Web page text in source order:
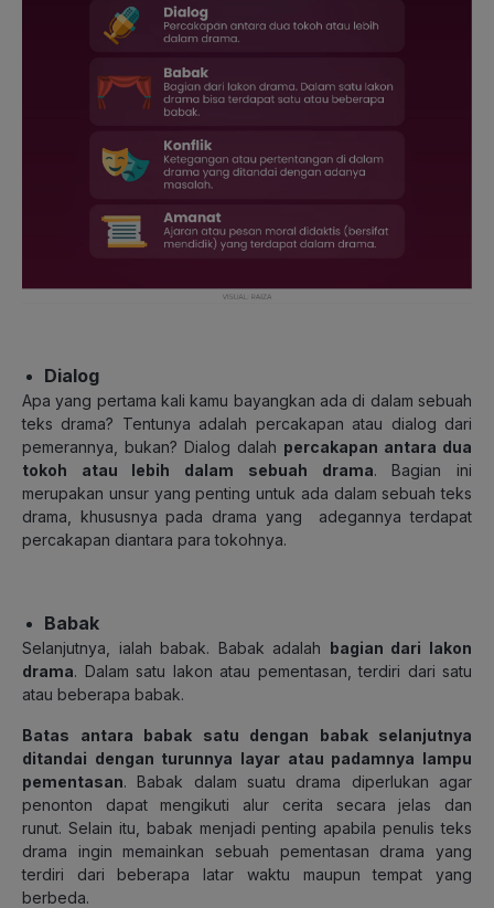
Dialog
Apa yang pertama kali kamu bayangkan ada di dalam sebuah
teks drama? Tentunya adalah percakapan atau dialog dari
pemerannya, bukan? Dialog dalah percakapan antara dua
tokoh atau lebih dalam sebuah drama. Bagian ini
merupakan unsur yang penting untuk ada dalam sebuah teks
drama, khususnya pada drama yang adegannya terdapat
percakapan diantara para tokohnya.
Babak
Selanjutnya, ialah babak. Babak adalah bagian dari lakon
drama. Dalam satu lakon atau pementasan, terdiri dari satu
atau beberapa babak.
Batas antara babak satu dengan babak selanjutnya
ditandai dengan turunnya layar atau padamnya lampu
pementasan. Babak dalam suatu drama diperlukan agar
penonton dapat mengikuti alur cerita secara jelas dan
runut. Selain itu, babak menjadi penting apabila penulis teks
drama ingin memainkan sebuah pementasan drama yang
terdiri dari beberapa latar waktu maupun tempat yang
berbeda.